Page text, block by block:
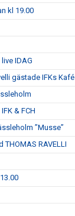
kl 19.00
IDAG
gästade IFKs Kafé
& FCH
”Musse”
RAVELLI